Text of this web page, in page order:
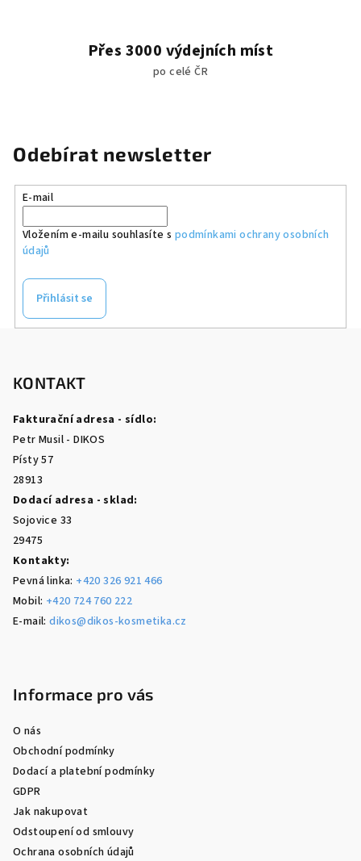
Přes 3000 výdejních míst
po celé ČR
Odebírat newsletter
E-mail
Vložením e-mailu souhlasíte s podmínkami ochrany osobních
údajů
Přihlásit se
KONTAKT
Fakturační adresa - sídlo:
Petr Musil - DIKOS
Písty 57
28913
Dodací adresa - sklad:
Sojovice 33
29475
Kontakty:
Pevná linka: +420 326 921 466
Mobil: +420 724 760 222
E-mail:dikos@dikos-kosmetika.cz
Informace pro vás
O nás
Obchodní podmínky
Dodací a platební podmínky
GDPR
Jak nakupovat
Odstoupení od smlouvy
Ochrana osobních údajů